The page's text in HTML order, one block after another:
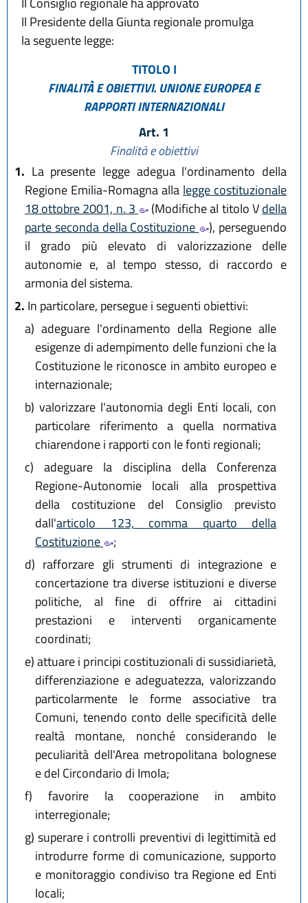
Il Presidente della Giunta regionale promulga
la seguente legge:
TITOLO I
FINALITÀ E OBIETTIVI. UNIONE EUROPEAE
RAPPORTI INTERNAZIONALI
Art. 1
Finalità e obiettivi
1. La presente legge adegua l'ordinamento della
Regione Emilia-Romagna alla legge costituzionale
18 ottobre 2001, n. 3
(Modifiche al titolo Vdella
parte seconda della Costituzione
), perseguendo
il grado più elevato di valorizzazione delle
autonomie e, al tempo stesso, di raccordo e
armonia del sistema.
2. In particolare, persegue i seguenti obiettivi:
a) adeguare l'ordinamento della Regione alle
esigenze di adempimento delle funzioni che la
Costituzione le riconosce in ambito europeo e
internazionale;
b) valorizzare l'autonomia degli Enti locali, con
particolare riferimento a quella normativa
chiarendone i rapporti con le fonti regionali;
c) adeguare la disciplina della Conferenza
Regione-Autonomie locali alla prospettiva
della costituzione del Consiglio previsto
dall'articolo 123, comma quarto della
Costituzione
;
d) rafforzare gli strumenti di integrazione e
concertazione tra diverse istituzioni e diverse
politiche, al fine di offrire ai cittadini
prestazioni e interventi organicamente
coordinati;
e)attuare i principi costituzionali di sussidiarietà,
differenziazione e adeguatezza, valorizzando
particolarmente le forme associative tra
Comuni, tenendo conto delle specificità delle
realtà montane, nonché considerando le
peculiarità dell'Area metropolitana bolognese
e del Circondario di Imola;
f) favorire la cooperazione in ambito
interregionale;
g) superare i controlli preventivi di legittimità ed
introdurre forme di comunicazione, supporto
e monitoraggio condiviso tra Regione ed Enti
locali;